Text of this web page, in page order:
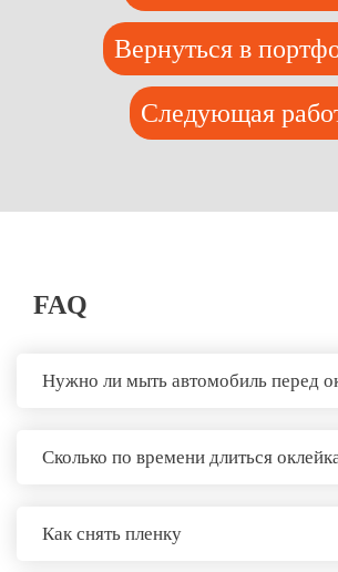
Вернуться в
Следующая
FAQ
Нужно ли мыть автомобиль перед
Сколько по времени длиться
Как снять пленку